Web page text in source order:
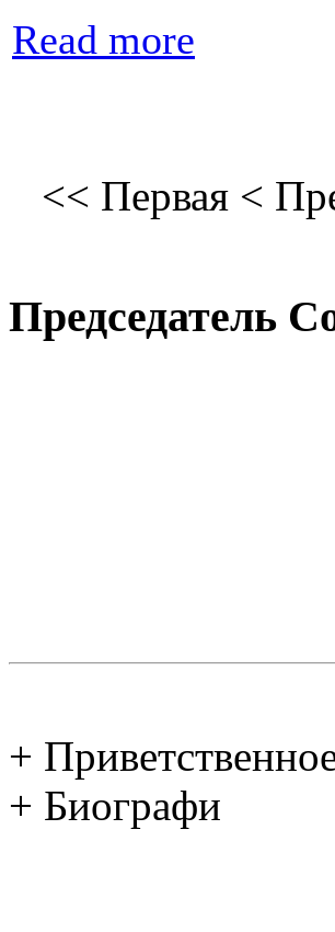
Read more
<< Первая<
Председатель
+
+ Биографи